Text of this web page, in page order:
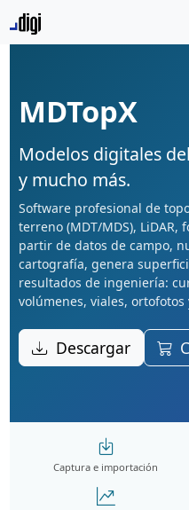
MDTopX
Modelos digitales
y mucho más.
Software profesional de
terreno (MDT/MDS),
partir de datos de campo,
cartografía, genera
resultados de ingeniería:
volúmenes, viales, ortofotos
Descargar
Captura e importación